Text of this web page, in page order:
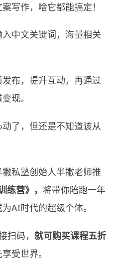
写作，啥它都能搞定！
中文关键词，海量相关
布，提升互动，再通过
现。
了，但还是不知道该从
私塾创始人半撇老师推
练营》， 将带你陪跑一年
AI时代的超级个体。
扫码， 就可购买课程五折
受世界。